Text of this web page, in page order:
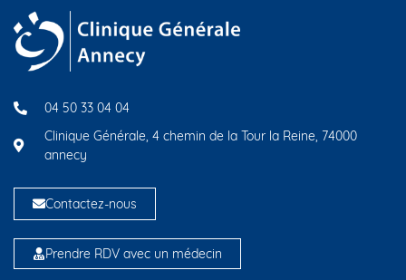
04 50 33 04 04
Clinique Générale, 4 chemin de la Tour la Reine, 74000
annecy
Contactez-nous
Prendre RDV avec un médecin